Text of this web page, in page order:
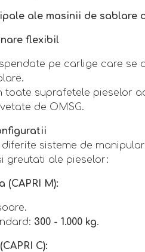
ale masinii de sablare
flexibil
pe carlige care se
toate suprafetele pieselor
de OMSG.
diferite sisteme de
greutati ale pieselor:
(CAPRI M):
300 - 1.000 kg.
C):